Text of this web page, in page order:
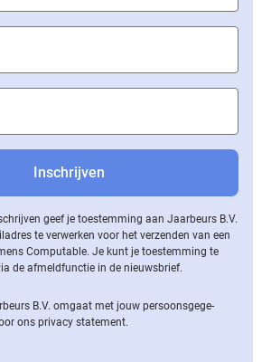
geef je toestemming aan Jaarbeurs B.V.
te verwerken voor het verzenden van een
Computable. Je kunt je toestemming te
de af­meld­func­tie in de nieuwsbrief.
B.V. omgaat met jouw per­soons­ge­ge­
ons privacy statement.